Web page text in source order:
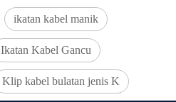
ikatan kabel manik
Ikatan Kabel Gancu
Klip kabel bulatan jenis K